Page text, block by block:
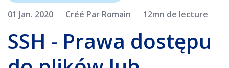
01 Jan. 2020
Créé Par Romain 12mn de lecture
SSH - Prawa dostępu